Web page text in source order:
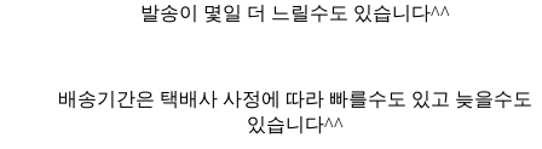
발송이 몇일 더 느릴수도 있습니다^^
배송기간은 택배사 사정에 따라 빠를수도 있고 늦을수도
있습니다^^